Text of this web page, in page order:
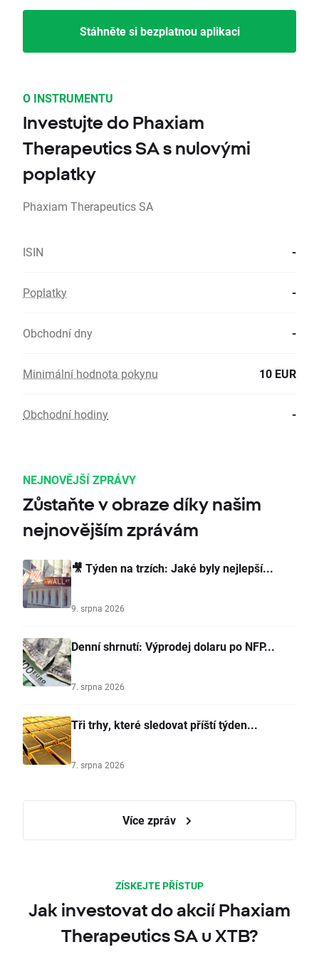
Stáhněte si bezplatnou aplikaci
O INSTRUMENTU
Investujte do Phaxiam
Therapeutics SA s nulovými
poplatky
Phaxiam Therapeutics SA
ISIN -
Poplatky -
Obchodní dny -
Minimální hodnota pokynu 10 EUR
Obchodní hodiny -
NEJNOVĚJŠÍ ZPRÁVY
Zůstaňte v obraze díky našim
nejnovějším zprávám
🎥 Týden na trzích: Jaké byly nejlepší...
9. srpna 2026
Denní shrnutí: Výprodej dolaru po NFP...
7. srpna 2026
Tři trhy, které sledovat příští týden...
7. srpna 2026
Více zpráv
ZÍSKEJTE PŘÍSTUP
Jak investovat do akcií Phaxiam
Therapeutics SA u XTB?